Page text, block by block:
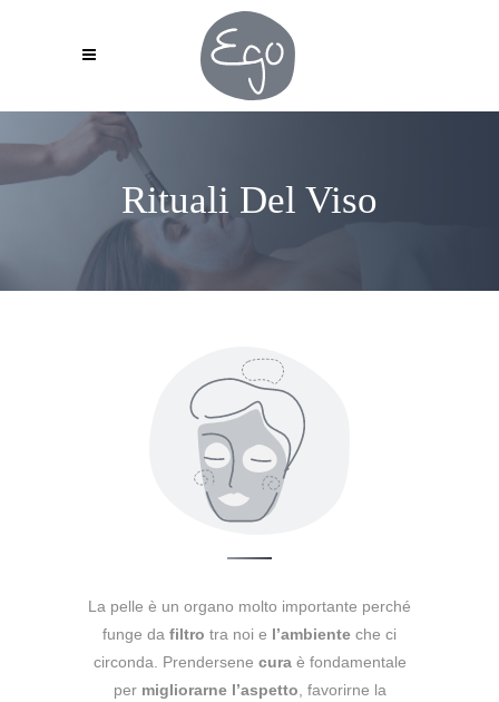
Rituali Del Viso
La pelle è un organo molto importante perché
funge da filtro tra noi e l’ambiente che ci
circonda. Prendersene curaè fondamentale
per migliorarne l’aspetto , favorirne la